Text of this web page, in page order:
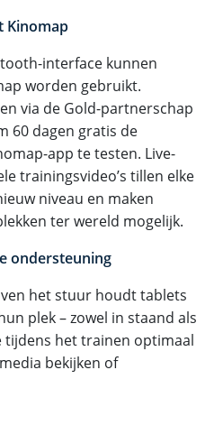
Kinomap
interface kunnen
worden gebruikt.
via de Gold-partnerschap
60 dagen gratis de
app te testen. Live-
trainingsvideo’s tillen elke
niveau en maken
ter wereld mogelijk.
ondersteuning
het stuur houdt tablets
plek – zowel in staand als
tijdens het trainen optimaal
bekijken of